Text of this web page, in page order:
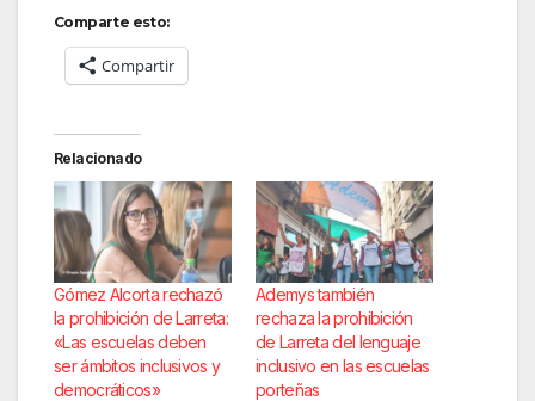
Comparte esto:
Compartir
Relacionado
Gómez Alcorta rechazó
la prohibición de Larreta:
«Las escuelas deben
ser ámbitos inclusivos y
democráticos»
Ademys también
rechaza la prohibición
de Larreta del lenguaje
inclusivo en las escuelas
porteñas